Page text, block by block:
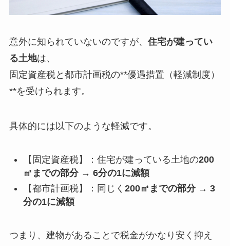
意外に知られていないのですが、 住宅が建ってい
る土地は、
固定資産税と都市計画税の**優遇措置（軽減制度）
**を受けられます。
具体的には以下のような軽減です。
【固定資産税】：住宅が建っている土地の200
㎡までの部分→ 6分の1に減額
【都市計画税】：同じく 200㎡までの部分→ 3
分の1に減額
つまり、建物があることで税金がかなり安く抑え